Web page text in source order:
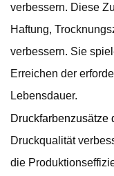
verbessern. Diese
Haftung,
verbessern. Sie
Erreichen der
Lebensdauer.
Druckfarbenzusätze
Druckqualität
die